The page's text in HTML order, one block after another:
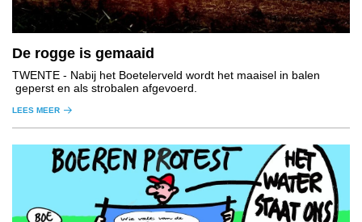
De rogge is gemaaid
TWENTE - Nabij het Boetelerveld wordt het maaisel in balen
geperst en als strobalen afgevoerd.
LEES MEER